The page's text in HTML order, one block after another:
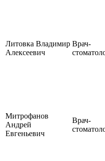
Литовка Владимир
Алексеевич
Врач-
Митрофанов
Андрей
Евгеньевич
Врач-